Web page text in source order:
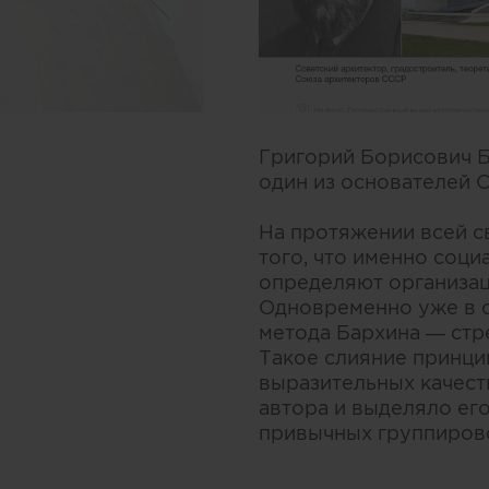
Григорий Борисович
один из основателей
На протяжении всей
того, что именно
определяют
Одновременно уже в
метода Бархина —
Такое слияние
выразительных
автора и выделяло
привычных